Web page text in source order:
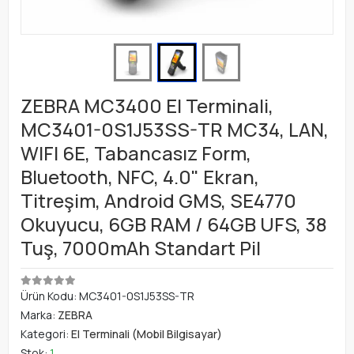
ZEBRA MC3400 El Terminali,
MC3401-0S1J53SS-TR MC34, LAN,
WIFI 6E, Tabancasız Form,
Bluetooth, NFC, 4.0" Ekran,
Titreşim, Android GMS, SE4770
Okuyucu, 6GB RAM / 64GB UFS, 38
Tuş, 7000mAh Standart Pil
Ürün Kodu: MC3401-0S1J53SS-TR
Marka: ZEBRA
Kategori: El Terminali (Mobil Bilgisayar)